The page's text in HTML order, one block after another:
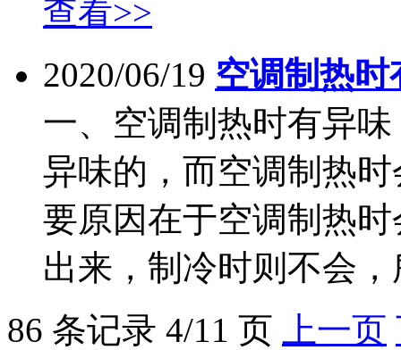
查看>>
2020/06/19 空调制热
一、空调制热时有异
异味的，而空调制热
要原因在于空调制热
出来，制冷时则不会
86 条记录 4/11 页
上一页